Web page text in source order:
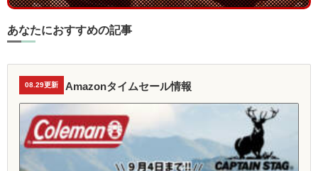
あなたにおすすめの記事
08.29更新 Amazonタイムセール情報